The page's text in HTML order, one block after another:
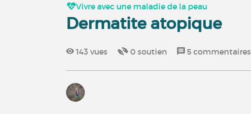
Vivre avec une maladie de la peau
Dermatite atopique
143 vues 0 soutien 5 commentaires